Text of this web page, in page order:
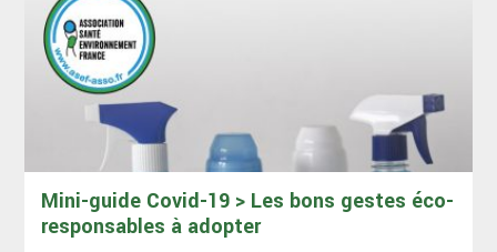
Mini-guide Covid-19 > Les bons gestes éco-
responsables à adopter